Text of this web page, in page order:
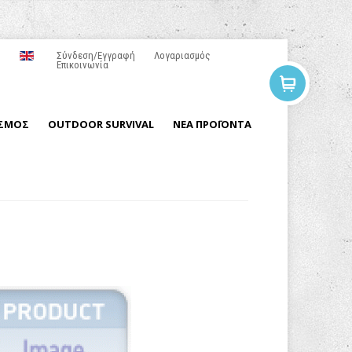
Σύνδεση/Εγγραφή
Λογαριασμός
Επικοινωνία
OUTDOOR SURVIVAL ΝΕΑ ΠΡΟΪΟΝΤΑ